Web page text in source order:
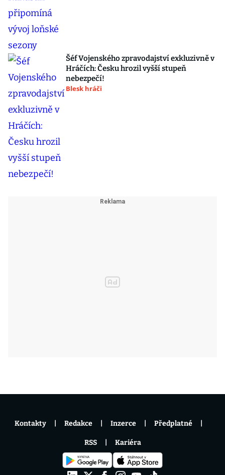
Šéf Vojenského zpravodajství exkluzivně v
Hráčích: Česku hrozil vyšší stupeň
nebezpečí!
Blesk hráči
Kontakty Redakce Inzerce Předplatné
RSS Kariéra